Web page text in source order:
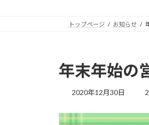
トップページ お知らせ
年末年始の
2020年12月30日